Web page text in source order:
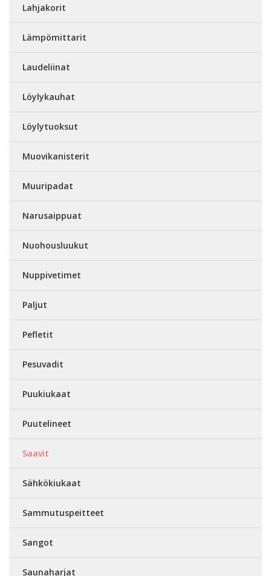
Lahjakorit
Lämpömittarit
Laudeliinat
Löylykauhat
Löylytuoksut
Muovikanisterit
Muuripadat
Narusaippuat
Nuohousluukut
Nuppivetimet
Paljut
Pefletit
Pesuvadit
Puukiukaat
Puutelineet
Saavit
Sähkökiukaat
Sammutuspeitteet
Sangot
Saunaharjat